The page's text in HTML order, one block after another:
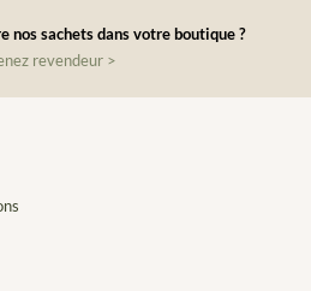
nos sachets dans votre boutique ?
revendeur >